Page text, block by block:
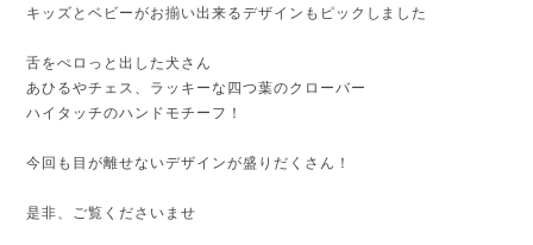
キッズとベビーがお揃い出来るデザインもピックしました
舌をぺロっと出した犬さん
あひるやチェス、ラッキーな四つ葉のクローバー
ハイタッチのハンドモチーフ！
今回も目が離せないデザインが盛りだくさん！
是非、ご覧くださいませ